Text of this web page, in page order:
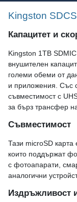
Kingston
Капацитет и
Kingston 1TB
внушителен
големи обеми от
и приложения. Със
съвместимост с
за бърз трансфер
Съвместимост
Тази microSD карта
които поддържат
с фотоапарати,
аналогични
Издръжливост